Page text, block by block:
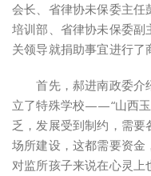
会长、省律协未保委主
培训部、省律协未保委
关领导就捐助事宜进行了
首先，郝进南政委介
立了特殊学校——“山西玉
乏，发展受到制约，需
场所建设，这都需要资金
对监所孩子来说在心灵上